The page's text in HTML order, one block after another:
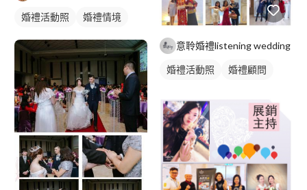
婚禮活動照 婚禮情境
意聆婚禮listening wedding
婚禮活動照 婚禮顧問